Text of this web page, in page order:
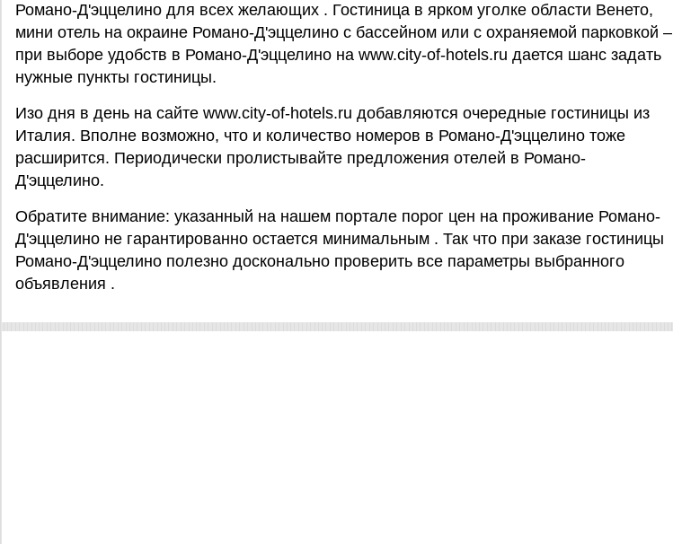
Романо-Д'эццелино для всех желающих . Гостиница в ярком уголке области Венето,
мини отель на окраине Романо-Д'эццелино с бассейном или с охраняемой парковкой –
при выборе удобств в Романо-Д'эццелино на www.city-of-hotels.ru дается шанс задать
нужные пункты гостиницы.
Изо дня в день на сайте www.city-of-hotels.ru добавляются очередные гостиницы из
Италия. Вполне возможно, что и количество номеров в Романо-Д'эццелино тоже
расширится. Периодически пролистывайте предложения отелей в Романо-
Д'эццелино.
Обратите внимание: указанный на нашем портале порог цен на проживание Романо-
Д'эццелино не гарантированно остается минимальным . Так что при заказе гостиницы
Романо-Д'эццелино полезно досконально проверить все параметры выбранного
объявления .